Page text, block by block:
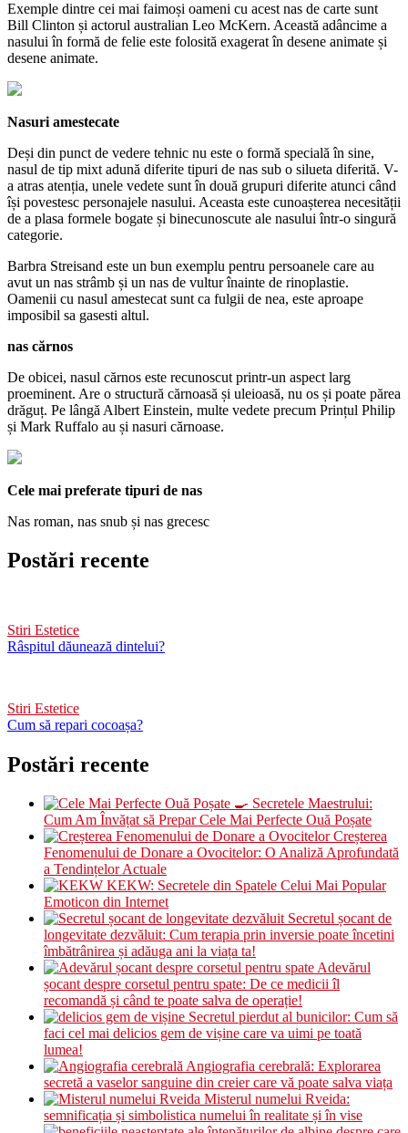
Exemple dintre cei mai faimoși oameni cu acest nas de carte sunt
Bill Clinton și actorul australian Leo McKern. Această adâncime a
nasului în formă de felie este folosită exagerat în desene animate și
desene animate.
Nasuri amestecate
Deși din punct de vedere tehnic nu este o formă specială în sine,
nasul de tip mixt adună diferite tipuri de nas sub o silueta diferită. V-
a atras atenția, unele vedete sunt în două grupuri diferite atunci când
își povestesc personajele nasului. Aceasta este cunoașterea necesității
de a plasa formele bogate și binecunoscute ale nasului într-o singură
categorie.
Barbra Streisand este un bun exemplu pentru persoanele care au
avut un nas strâmb și un nas de vultur înainte de rinoplastie.
Oamenii cu nasul amestecat sunt ca fulgii de nea, este aproape
imposibil sa gasesti altul.
nas cărnos
De obicei, nasul cărnos este recunoscut printr-un aspect larg
proeminent. Are o structură cărnoasă și uleioasă, nu os și poate părea
drăguț. Pe lângă Albert Einstein, multe vedete precum Prințul Philip
și Mark Ruffalo au și nasuri cărnoase.
Cele mai preferate tipuri de nas
Nas roman, nas snub și nas grecesc
Postări recente
Stiri Estetice
Râspitul dăunează dintelui?
Stiri Estetice
Cum să repari cocoașa?
Postări recente
🍳 Secretele Maestrului:
Cum Am Învățat să Prepar Cele Mai Perfecte Ouă Poșate
Creșterea
Fenomenului de Donare a Ovocitelor: O Analiză Aprofundată
a Tendințelor Actuale
KEKW: Secretele din Spatele Celui Mai Popular
Emoticon din Internet
Secretul șocant de
longevitate dezvăluit: Cum terapia prin inversie poate încetini
îmbătrânirea și adăuga ani la viața ta!
Adevărul
șocant despre corsetul pentru spate: De ce medicii îl
recomandă și când te poate salva de operație!
Secretul pierdut al bunicilor: Cum să
faci cel mai delicios gem de vișine care va uimi pe toată
lumea!
Angiografia cerebrală: Explorarea
secretă a vaselor sanguine din creier care vă poate salva viața
Misterul numelui Rveida:
semnificația și simbolistica numelui în realitate și în vise